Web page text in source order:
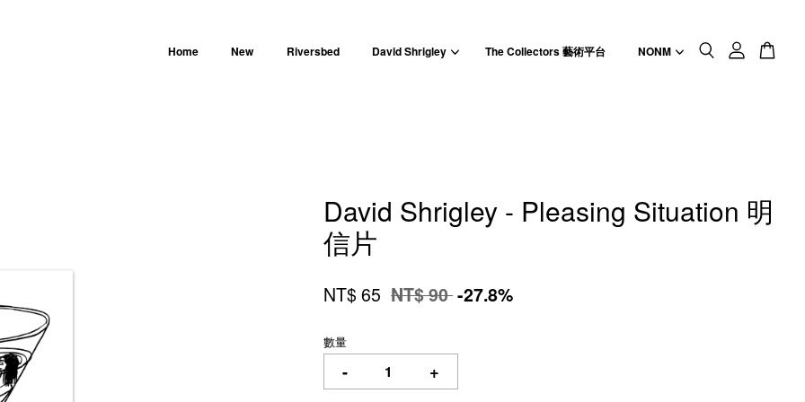
Home New Riversbed David Shrigley The Collectors 藝術平台 NONM
David Shrigley - Pleasing Situation 明
信片
NT$ 65 NT$ 90-27.8%
數量
- +